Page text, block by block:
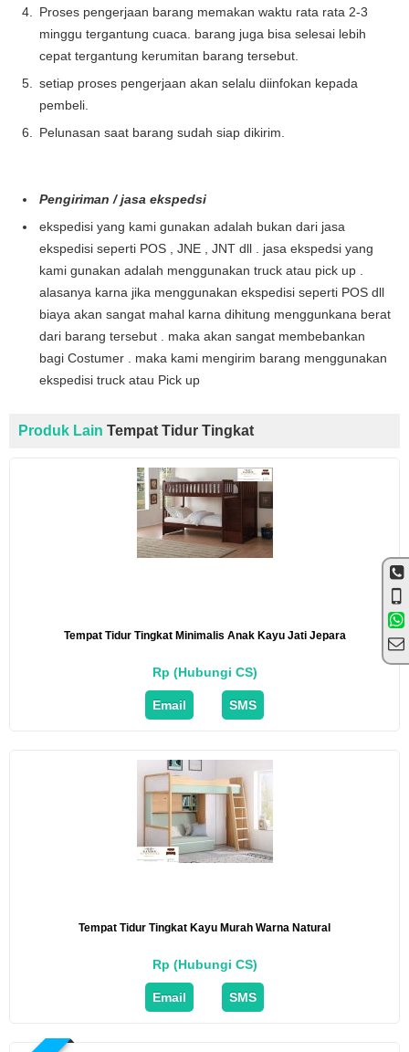
Proses pengerjaan barang memakan waktu rata rata 2-3
minggu tergantung cuaca. barang juga bisa selesai lebih
cepat tergantung kerumitan barang tersebut.
setiap proses pengerjaan akan selalu diinfokan kepada
pembeli.
Pelunasan saat barang sudah siap dikirim.
Pengiriman / jasa ekspedsi
ekspedisi yang kami gunakan adalah bukan dari jasa
ekspedisi seperti POS , JNE , JNT dll . jasa ekspedsi yang
kami gunakan adalah menggunakan truck atau pick up .
alasanya karna jika menggunakan ekspedisi seperti POS dll
biaya akan sangat mahal karna dihitung menggunkana berat
dari barang tersebut . maka akan sangat membebankan
bagi Costumer . maka kami mengirim barang menggunakan
ekspedisi truck atau Pick up
Produk Lain Tempat Tidur Tingkat
Tempat Tidur Tingkat Minimalis Anak Kayu Jati Jepara
Rp (Hubungi CS)
Email SMS
Tempat Tidur Tingkat Kayu Murah Warna Natural
Rp (Hubungi CS)
Email SMS